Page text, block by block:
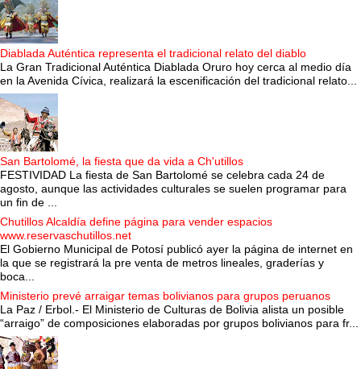
Diablada Auténtica representa el tradicional relato del diablo
La Gran Tradicional Auténtica Diablada Oruro hoy cerca al medio día
en la Avenida Cívica, realizará la escenificación del tradicional relato...
San Bartolomé, la fiesta que da vida a Ch'utillos
FESTIVIDAD La fiesta de San Bartolomé se celebra cada 24 de
agosto, aunque las actividades culturales se suelen programar para
un fin de ...
Chutillos Alcaldía define página para vender espacios
www.reservaschutillos.net
El Gobierno Municipal de Potosí publicó ayer la página de internet en
la que se registrará la pre venta de metros lineales, graderías y
boca...
Ministerio prevé arraigar temas bolivianos para grupos peruanos
La Paz / Erbol.- El Ministerio de Culturas de Bolivia alista un posible
“arraigo” de composiciones elaboradas por grupos bolivianos para fr...